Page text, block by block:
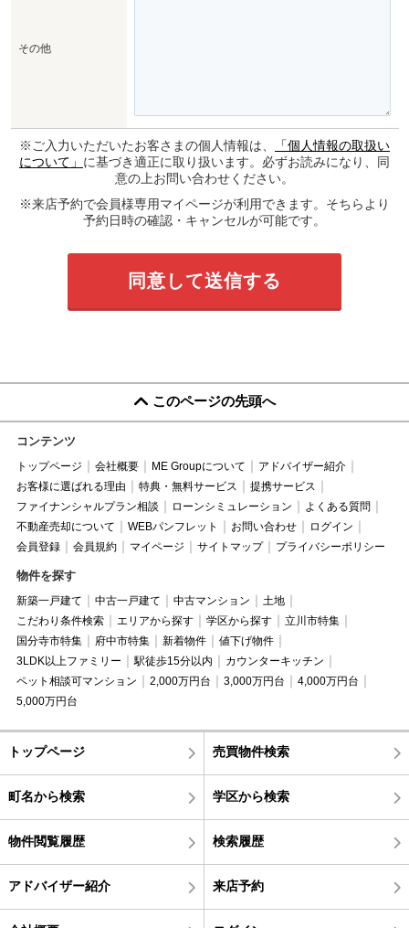
その他
※ご入力いただいたお客さまの個人情報は、
「個人情報の取扱い
について」 に基づき適正に取り扱います。必ずお読みになり、同
意の上お問い合わせください。
※来店予約で会員様専用マイページが利用できます。そちらより
予約日時の確認・キャンセルが可能です。
このページの先頭へ
コンテンツ
トップページ 会社概要 ME Groupについて
アドバイザー紹介
お客様に選ばれる理由
特典・無料サービス
提携サービス
ファイナンシャルプラン相談
ローンシミュレーション
よくある質問
不動産売却について
WEBパンフレット お問い合わせ
ログイン
会員登録
会員規約 マイページ サイトマップ プライバシーポリシー
物件を探す
新築一戸建て 中古一戸建て 中古マンション
土地
こだわり条件検索
エリアから探す 学区から探す
立川市特集
国分寺市特集
府中市特集 新着物件
値下げ物件
3LDK以上ファミリー
駅徒歩15分以内
カウンターキッチン
ペット相談可マンション
2,000万円台 3,000万円台
4,000万円台
5,000万円台
トップページ 売買物件検索
町名から検索 学区から検索
物件閲覧履歴 検索履歴
アドバイザー紹介 来店予約